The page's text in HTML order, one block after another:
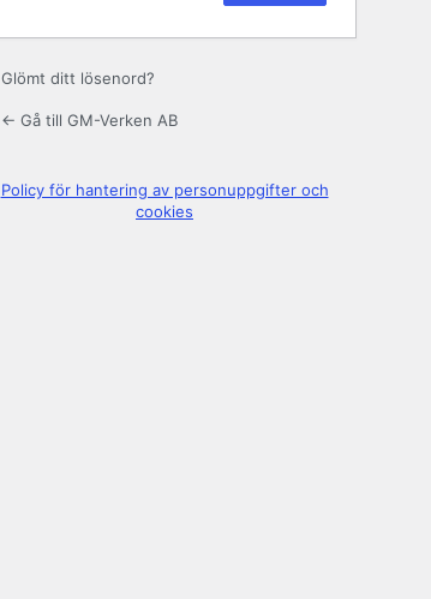
Glömt ditt lösenord?
← Gå till GM-Verken AB
Policy för hantering av personuppgifter och
cookies